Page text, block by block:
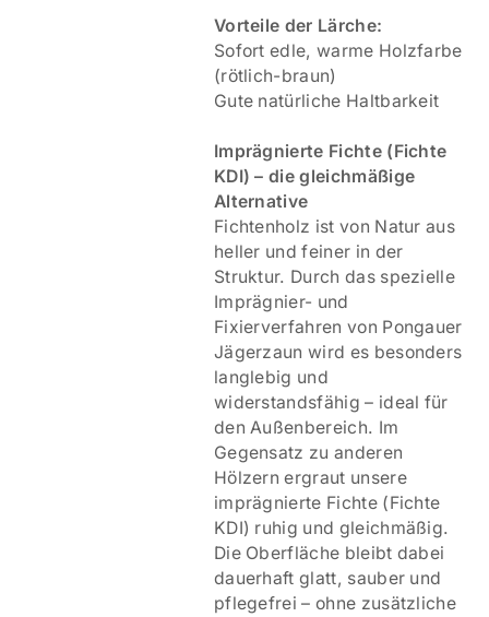
Vorteile der Lärche:
Sofort edle, warme Holzfarbe
(rötlich-braun)
Gute natürliche Haltbarkeit
Imprägnierte Fichte (Fichte
KDI) – die gleichmäßige
Alternative
Fichtenholz ist von Natur aus
heller und feiner in der
Struktur. Durch das spezielle
Imprägnier- und
Fixierverfahren von Pongauer
Jägerzaun wird es besonders
langlebig und
widerstandsfähig – ideal für
den Außenbereich. Im
Gegensatz zu anderen
Hölzern ergraut unsere
imprägnierte Fichte (Fichte
KDI) ruhig und gleichmäßig.
Die Oberfläche bleibt dabei
dauerhaft glatt, sauber und
pflegefrei – ohne zusätzliche